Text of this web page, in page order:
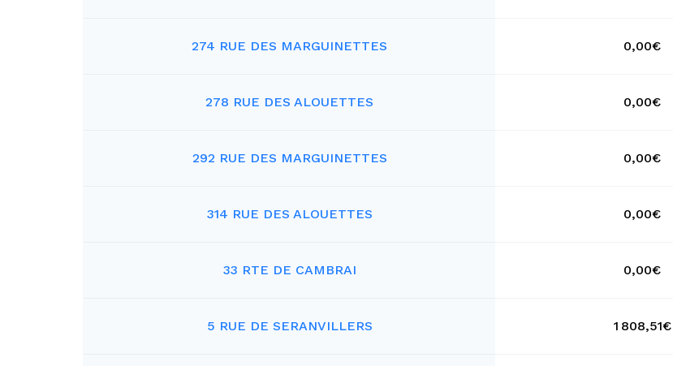
274 RUE DES MARGUINETTES 0,00€
278 RUE DES ALOUETTES 0,00€
292 RUE DES MARGUINETTES 0,00€
314 RUE DES ALOUETTES 0,00€
33 RTE DE CAMBRAI 0,00€
5 RUE DE SERANVILLERS 1 808,51€